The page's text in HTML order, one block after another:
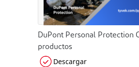
DuPont Personal Protection
productos
Descargar